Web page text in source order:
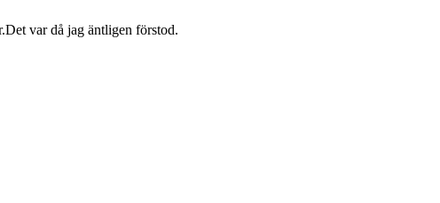
var då jag äntligen förstod.